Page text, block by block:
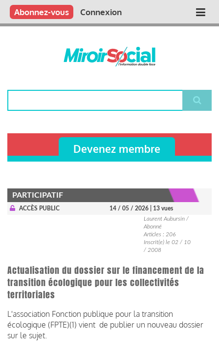
Aller
contenu
Main
Qui sommes nous ?
Vous publiez
Nous publions
Contactez-nous
Abonnez-vous Connexion
Devenez membre
PARTICIPATIF
ACCÈS PUBLIC 14 / 05 / 2026
| 13 vues
Laurent Aubursin /
Abonné
Articles : 206
Inscrit(e) le 02 / 10
/ 2008
Actualisation du dossier sur le financement de la
transition écologique pour les collectivités
territoriales
L'association Fonction publique pour la transition
écologique (FPTE)(1) vient de publier un nouveau dossier
sur le sujet.